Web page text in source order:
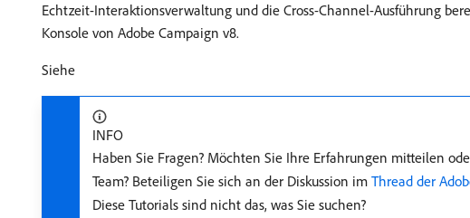
Echtzeit-Interaktionsverwaltung und die Cross-Channel-Ausführung
Konsole von Adobe Campaign v8.
Siehe
INFO
Haben Sie Fragen? Möchten Sie Ihre Erfahrungen mitteilen
Team? Beteiligen Sie sich an der Diskussion im Thread der
Diese Tutorials sind nicht das, was Sie suchen?